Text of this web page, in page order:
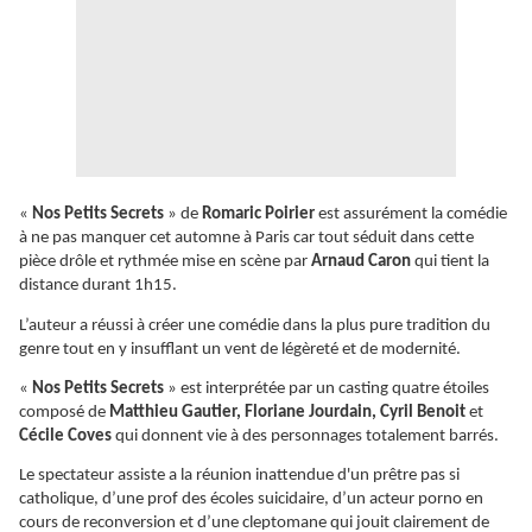
« Nos Petits Secrets » de Romaric Poirier est assurément la comédie
à ne pas manquer cet automne à Paris car tout séduit dans cette
pièce drôle et rythmée mise en scène par Arnaud Caron qui tient la
distance durant 1h15.
L’auteur a réussi à créer une comédie dans la plus pure tradition du
genre tout en y insufflant un vent de légèreté et de modernité.
« Nos Petits Secrets » est interprétée par un casting quatre étoiles
composé de Matthieu Gautier, Floriane Jourdain, Cyril Benoit et
Cécile Coves qui donnent vie à des personnages totalement barrés.
Le spectateur assiste a la réunion inattendue d'un prêtre pas si
catholique, d’une prof des écoles suicidaire, d’un acteur porno en
cours de reconversion et d’une cleptomane qui jouit clairement de